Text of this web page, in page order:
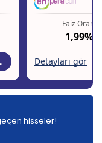
hisseler!